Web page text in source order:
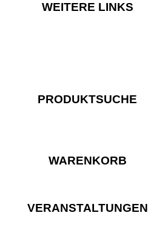
WEITERE LINKS
PRODUKTSUCHE
WARENKORB
VERANSTALTUNGEN